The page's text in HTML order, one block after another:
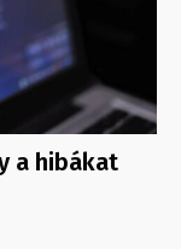
a hibákat